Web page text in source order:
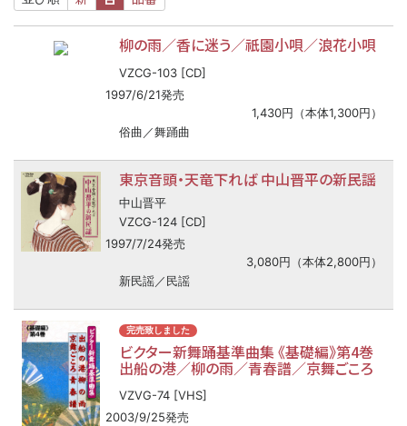
柳の雨／香に迷う／祇園小唄／浪花小唄
VZCG-103 [CD]
1997/6/21発売
1,430円（本体1,300円）
俗曲／舞踊曲
東京音頭・天竜下れば 中山晋平の新民謡
中山晋平
VZCG-124 [CD]
1997/7/24発売
3,080円（本体2,800円）
新民謡／民謡
完売致しました
ビクター新舞踊基準曲集 《基礎編》第4巻
出船の港／柳の雨／青春譜／京舞ごころ
VZVG-74 [VHS]
2003/9/25発売